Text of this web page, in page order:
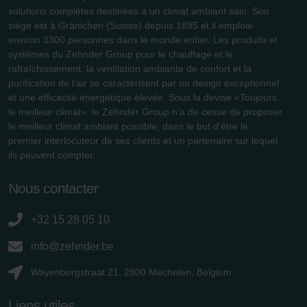
Datenschutzerklärung der Zehnder Group
Zehnder Group AG: Data Privacy
Zehnder Group België nv/sa: Déclarations de confidentialité
Zehnder Group Czech Republic s.r.o.: Zásady ochrany
osobních údajů
Zehnder Group France: Protection des données
Zehnder Group Ibérica SAU: Política de privacidad
Zehnder Group Italia S.r.l.: Privacy
Zehnder Group İç Mekan İklimlendirme Sanayi ve Ticaret
Zehnder Group Nederland bv: Privacyverklaringen
Zehnder Group Schweiz AG: Datenschutz
danych Zehnder
Zehnder Group UK Limited: Privacy Policy
solutions complètes destinées à un climat ambiant sain. Son
siège est à Gränichen (Suisse) depuis 1895 et il emploie
environ 3300 personnes dans le monde entier. Les produits et
systèmes du Zehnder Group pour le chauffage et le
rafraîchissement, la ventilation ambiante de confort et la
purification de l’air se caractérisent par un design exceptionnel
et une efficacité énergétique élevée. Sous la devise «Toujours
le meilleur climat», le Zehnder Group n’a de cesse de proposer
le meilleur climat ambiant possible, dans le but d’être le
premier interlocuteur de ses clients et un partenaire sur lequel
ils peuvent compter.
Nous contacter
+32 15 28 05 10
info@zehnder.be
Wayenborgstraat 21, 2800 Mechelen, Belgium